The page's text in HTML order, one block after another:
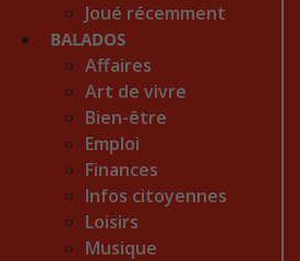
Joué récemment
BALADOS
Affaires
Art de vivre
Bien-être
Emploi
Finances
Infos citoyennes
Loisirs
Musique